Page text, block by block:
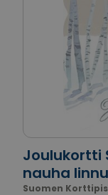
Joulukortti
nauha
Suomen